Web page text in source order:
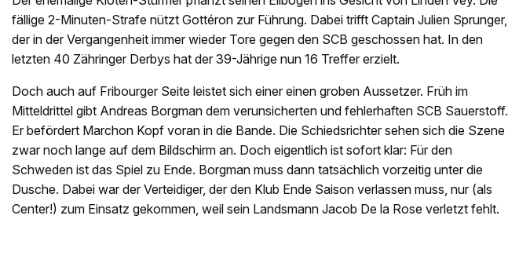
fällige 2-Minuten-Strafe nützt Gottéron zur Führung. Dabei trifft Captain Julien Sprunger,
der in der Vergangenheit immer wieder Tore gegen den SCB geschossen hat. In den
letzten 40 Zähringer Derbys hat der 39-Jährige nun 16 Treffer erzielt.
Doch auch auf Fribourger Seite leistet sich einer einen groben Aussetzer. Früh im
Mitteldrittel gibt Andreas Borgman dem verunsicherten und fehlerhaften SCB Sauerstoff.
Er befördert Marchon Kopf voran in die Bande. Die Schiedsrichter sehen sich die Szene
zwar noch lange auf dem Bildschirm an. Doch eigentlich ist sofort klar: Für den
Schweden ist das Spiel zu Ende. Borgman muss dann tatsächlich vorzeitig unter die
Dusche. Dabei war der Verteidiger, der den Klub Ende Saison verlassen muss, nur (als
Center!) zum Einsatz gekommen, weil sein Landsmann Jacob De la Rose verletzt fehlt.